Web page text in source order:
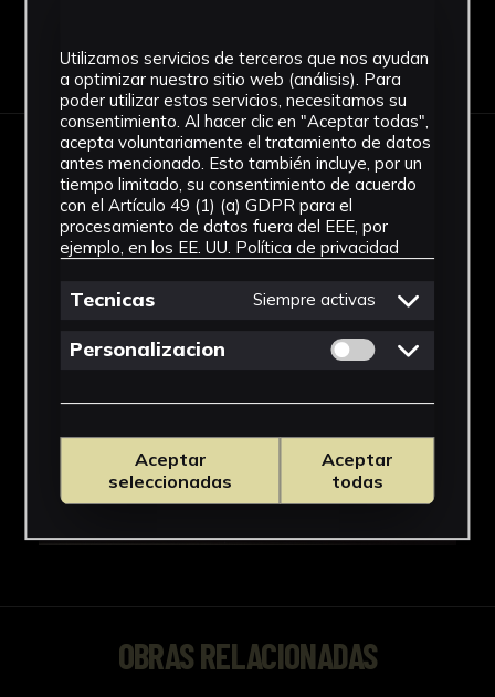
Descargar Ficha
IMÁGENES
OBRAS RELACIONADAS
Utilizamos servicios de terceros que nos ayudan
a optimizar nuestro sitio web (análisis). Para
poder utilizar estos servicios, necesitamos su
consentimiento. Al hacer clic en "Aceptar todas",
acepta voluntariamente el tratamiento de datos
antes mencionado. Esto también incluye, por un
tiempo limitado, su consentimiento de acuerdo
con el Artículo 49 (1) (a) GDPR para el
procesamiento de datos fuera del EEE, por
ejemplo, en los EE. UU. Política de privacidad
Tecnicas Siempre activas
Personalizacion Permitir cookies
Aceptar
seleccionadas
Aceptar
todas